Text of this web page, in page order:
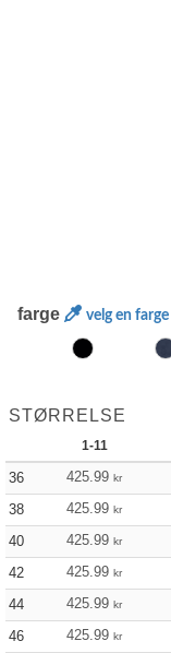
farge velg en farge
STØRRELSE
1-11
36 425.99 kr
38
425.99 kr
40
425.99 kr
42
425.99 kr
44
425.99 kr
46
425.99 kr